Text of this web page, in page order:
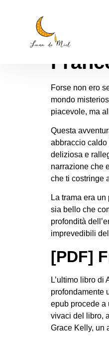
Forse non ero
mondo
piacevole, ma
Questa
abbraccio caldo
deliziosa e
narrazione che
che ti costringe
La trama era
sia bello che
profondità
imprevedibili
[PDF]
L’ultimo libro
profondamente
epub procede a
vivaci del libro,
Grace Kelly, un